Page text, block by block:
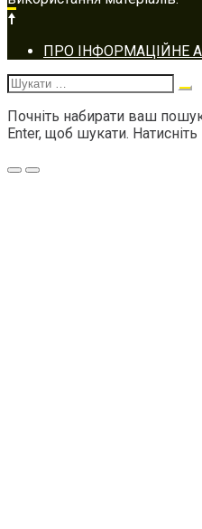
Footer
navigation
ПРО ІНФОРМАЦІЙНЕ
Шукати:
Почніть набирати ваш
Enter, щоб шукати.
Меню